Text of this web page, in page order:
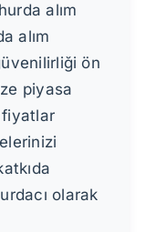
alım
alım
ön
piyasa
fiyatlar
olarak